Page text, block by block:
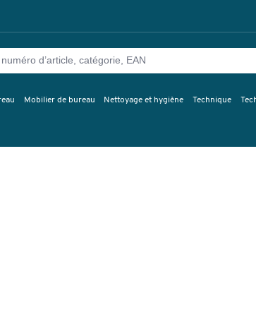
Mobilier de bureau Nettoyage et hygiène Technique